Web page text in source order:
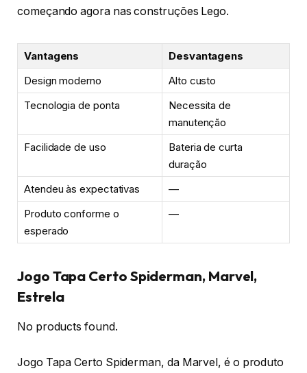
começando agora nas construções Lego.
Vantagens
Desvantagens
Design moderno
Alto custo
Tecnologia de ponta
Necessita de
manutenção
Facilidade de uso
Bateria de curta
duração
Atendeu às expectativas
—
Produto conforme o
esperado
—
Jogo Tapa Certo Spiderman, Marvel,
Estrela
No products found.
Jogo Tapa Certo Spiderman, da Marvel, é o produto